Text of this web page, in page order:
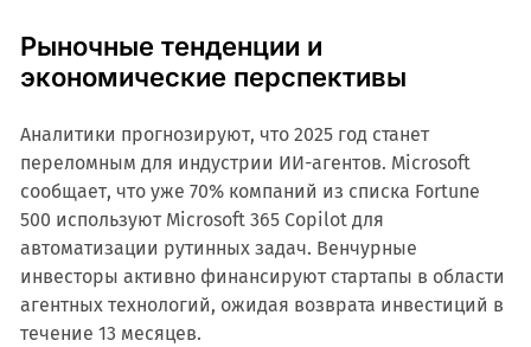
Рыночные тенденции и
экономические перспективы
Аналитики прогнозируют, что 2025 год станет
переломным для индустрии ИИ-агентов. Microsoft
сообщает, что уже 70% компаний из списка Fortune
500 используют Microsoft 365 Copilot для
автоматизации рутинных задач. Венчурные
инвесторы активно финансируют стартапы в области
агентных технологий, ожидая возврата инвестиций в
течение 13 месяцев.